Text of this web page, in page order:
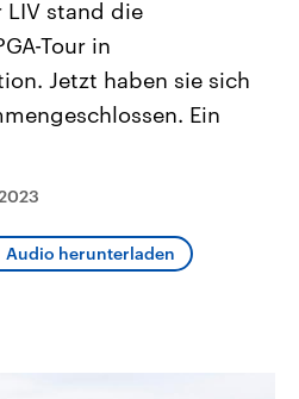
und
zu
Erde,
Aktuelle Lage und
Der Überfall der
Terrororganisation Hamas
Oktober 2023 auf Israel
Region wieder die Gewalt
Israel möchte die Hamas
stand die
Tour in
Jetzt haben sie sich
Ein
Audio herunterladen